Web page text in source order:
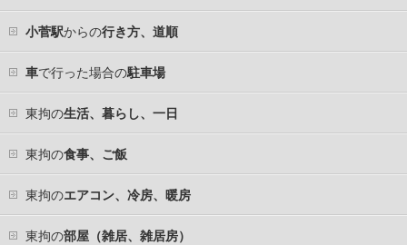
小菅駅からの行き方、道順
車で行った場合の駐車場
東拘の生活、暮らし、一日
東拘の食事、ご飯
東拘のエアコン、冷房、暖房
東拘の部屋（雑居、雑居房）